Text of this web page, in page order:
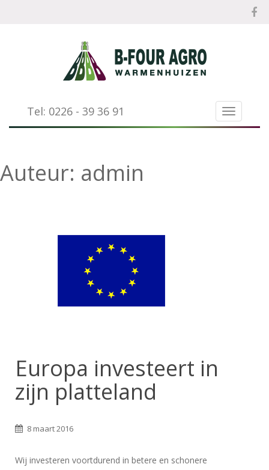
TOGGLE
Tel: 0226 - 39 36 91
Auteur: admin
Europa investeert in
zijn platteland
8 maart 2016
Wij investeren voortdurend in betere en schonere